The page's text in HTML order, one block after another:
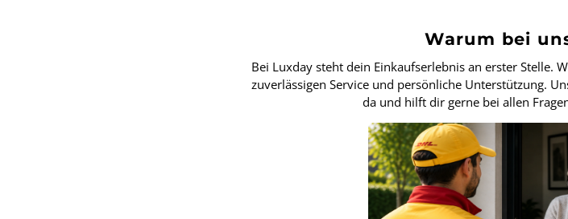
Warum bei
Bei Luxday steht dein Einkaufserlebnis an erster Stelle.
zuverlässigen Service und persönliche Unterstützung.
da und hilft dir gerne bei allen